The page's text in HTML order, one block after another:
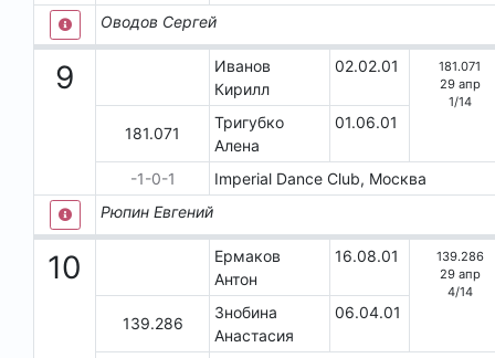
Оводов Сергей
9
Иванов
Кирилл
02.02.01
181.071
29 апр
1/14
181.071
Тригубко
Алена
01.06.01
-1-0-1
Imреriаl Dаnсе Сlub, Москва
Рюпин Евгений
10
Ермаков
Антон
16.08.01
139.286
29 апр
4/14
139.286
Знобина
Анастасия
06.04.01